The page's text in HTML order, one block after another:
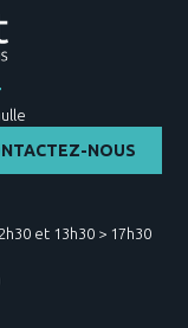
NOUS
et 13h30 > 17h30